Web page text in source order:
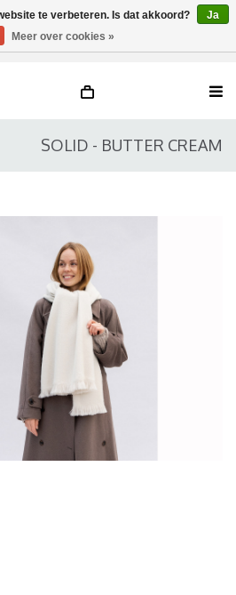
SOLID - BUTTER CREAM
te verbeteren. Is dat akkoord?
Ja
Meer over cookies »